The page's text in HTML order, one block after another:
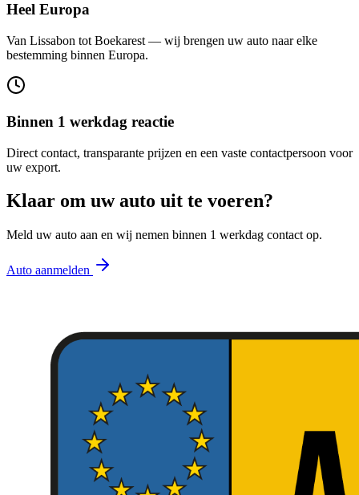
Heel Europa
Van Lissabon tot Boekarest — wij brengen uw auto naar elke
bestemming binnen Europa.
Binnen 1 werkdag reactie
Direct contact, transparante prijzen en een vaste contactpersoon voor
uw export.
Klaar om uw auto uit te voeren?
Meld uw auto aan en wij nemen binnen 1 werkdag contact op.
Auto aanmelden